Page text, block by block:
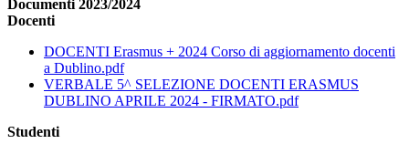
Documenti 2023/2024
Docenti
DOCENTI Erasmus + 2024 Corso di aggiornamento docenti
a Dublino.pdf
VERBALE 5^ SELEZIONE DOCENTI ERASMUS
DUBLINO APRILE 2024 - FIRMATO.pdf
Studenti